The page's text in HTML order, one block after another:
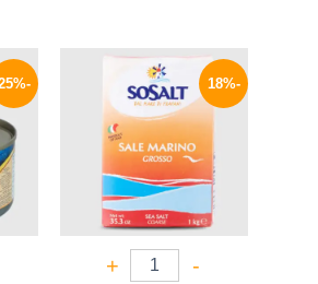
-18%
-
+
السعر
الأصلي
هو:
170 EGP.
السعر
هو:
139 EGP.
-25%